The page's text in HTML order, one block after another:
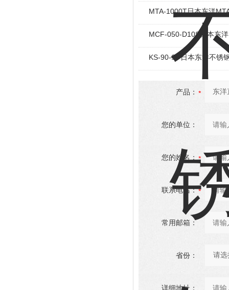
MTA-1000T日本东洋
MCF-050-D10S日本东
KS-90-ST日本东洋不锈
产品：
您的单位：
您的姓名：
联系电话：
常用邮箱：
省份：
详细地址：